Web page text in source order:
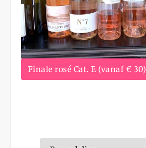
Finale rosé Cat. E (vanaf € 30)